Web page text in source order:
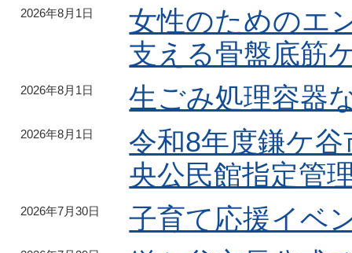
2026年8月1日
女性のためのエ
支える骨盤底筋
2026年8月1日 生ごみ処理容器
2026年8月1日
令和8年度鎌ケ
央公民館指定管
2026年7月30日 子育て応援イベ